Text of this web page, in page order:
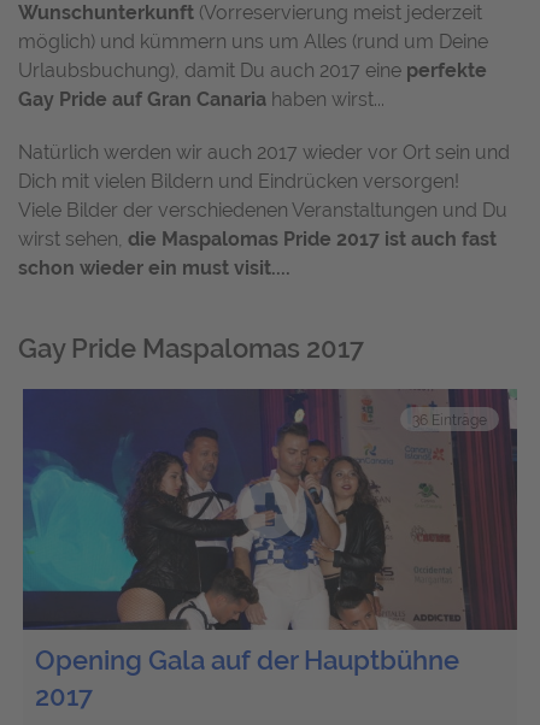
Wunschunterkunft (Vorreservierung meist jederzeit
möglich) und kümmern uns um Alles (rund um Deine
Urlaubsbuchung), damit Du auch 2017 eine perfekte
Gay Pride auf Gran Canaria haben wirst...
Natürlich werden wir auch 2017 wieder vor Ort sein und
Dich mit vielen Bildern und Eindrücken versorgen!
Viele Bilder der verschiedenen Veranstaltungen und Du
wirst sehen, die Maspalomas Pride 2017 ist auch fast
schon wieder ein must visit....
Gay Pride Maspalomas 2017
36 Einträge
Opening Gala auf der Hauptbühne
2017